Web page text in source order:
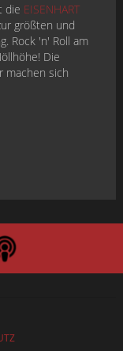
die EISENHART
größten und
Rock 'n' Roll am
Die
machen sich